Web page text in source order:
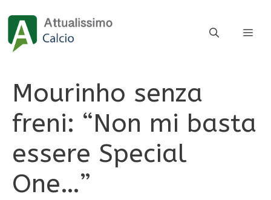
contenuto
Mourinho senza
freni: “Non mi basta
essere Special
One…”